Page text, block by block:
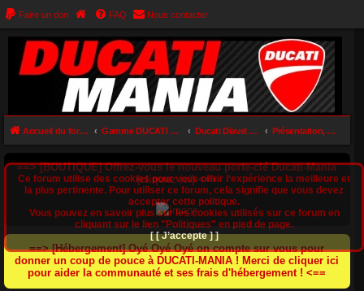
Faire un don FAQ Nous contacter
Accueil du forum Gamme DUCATI DIAVEL (Diavel 1200 / Diavel 1260 / XDiavel 1260 / Diavel V4) Ducati Diavel 1200 Présentation, avis, essais et infos (Diavel)
==> [BOUTIQUE] Offrez-vous le nouveau porte-clé Ducati-Mania
(cliquez ici) <==
==> [Hébergement] Oyé Oyé Oyé on compte sur vous pour
donner un coup de pouce à DUCATI-MANIA ! Merci de cliquer ici
pour aider la communauté et ses frais d'hébergement ! <==
Ce forum utilise des cookies pour vous offrir l‘expérience la meilleure et
la plus pertinente. Pour utiliser ce forum, cela signifie que vous devez
accepter cette politique.
Vous pouvez en savoir plus sur les cookies utilisés sur ce forum en
cliquant sur le lien "Politiques" en pied de page.
[ [ J’accepte ] ]